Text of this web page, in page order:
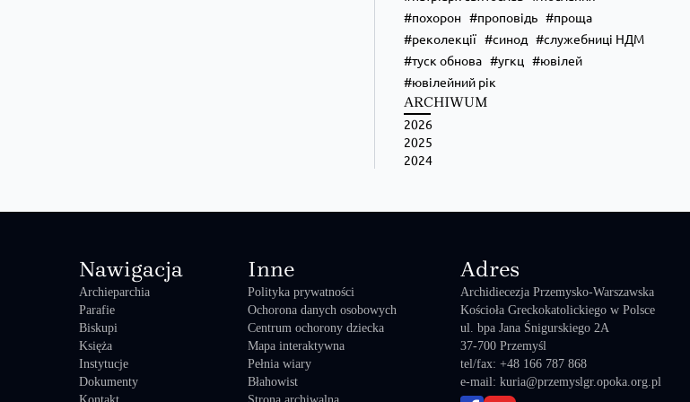
похорон
проповідь
проща
реколекції
синод
служебниці НДМ
туск обнова
угкц
ювілей
ювілейний рік
ARCHIWUM
2026
2025
2024
Nawigacja
Archieparchia
Parafie
Biskupi
Księża
Instytucje
Dokumenty
Inne
Polityka prywatności
Ochorona danych osobowych
Centrum ochorony dziecka
Mapa interaktywna
Pełnia wiary
Błahowist
Adres
Archidiecezja Przemysko-Warszawska
Kościoła Greckokatolickiego w Polsce
ul. bpa Jana Śnigurskiego 2A
37-700 Przemyśl
tel/fax: +48 166 787 868
e-mail: kuria@przemyslgr.opoka.org.pl